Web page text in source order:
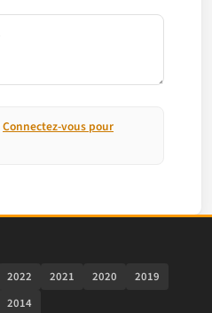
Connectez-vous pour
2022 2021 2020
2019
2014